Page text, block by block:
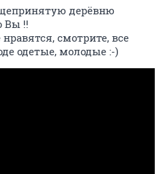
дерёвню
Вы !!
смотрите, все
одетые, молодые :-)